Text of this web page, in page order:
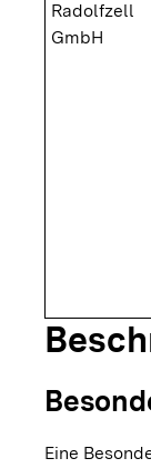
Radolfzell
GmbH
Eine